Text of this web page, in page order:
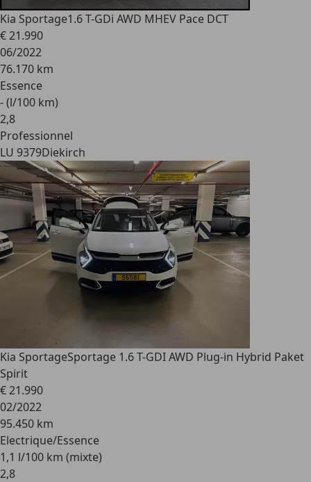
Kia Sportage1.6 T-GDi AWD MHEV Pace DCT
€ 21.990
06/2022
76.170 km
Essence
- (l/100 km)
2,8
Professionnel
LU 9379Diekirch
Kia SportageSportage 1.6 T-GDI AWD Plug-in Hybrid Paket
Spirit
€ 21.990
02/2022
95.450 km
Electrique/Essence
1,1 l/100 km (mixte)
2,8